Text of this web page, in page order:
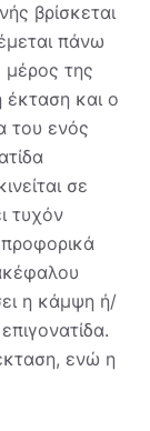
βρίσκεται
πάνω
της
έκταση και ο
του ενός
σε
τυχόν
η κάμψη ή/
ενώ η